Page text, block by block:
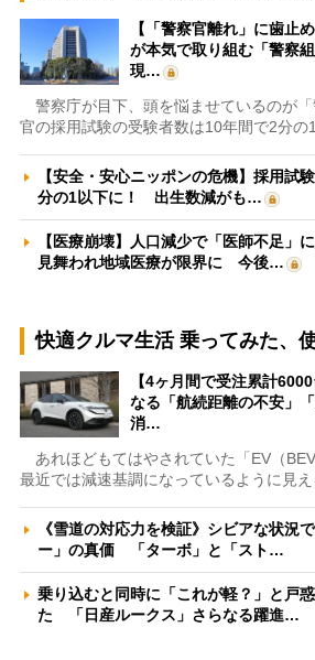
【「警察官離れ」に歯止
が本気で取り組む「警察
現…
警察庁が目下、頭を悩ませているのが
官の採用試験の受験者数は10年間で2分の
【安全・安心ニッポンの危機】採用試
分の1以下に！ 出生数減がも…
【医療崩壊】人口減少で「医師不足」
見舞われ地域医療が限界に 今後…
快適クルマ生活 乗ってみた、
【4ヶ月間で受注累計
なる「航続距離の不安」
消…
あれほどもてはやされていた「EV（BEV
最近では減速基調になっているように見え
《雪道の対応力を検証》シビアな状況
ー」の真価 「ターボ」と「スト…
乗り込むと同時に「これが軽？」と戸
た 「日産ルークス」さらなる躍進…